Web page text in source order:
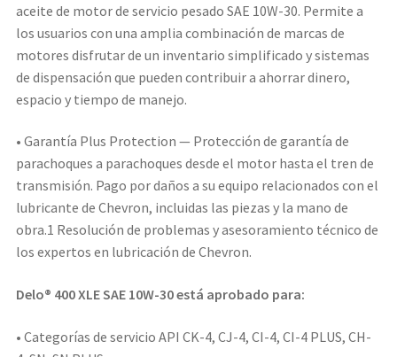
aceite de motor de servicio pesado SAE 10W-30. Permite a
los usuarios con una amplia combinación de marcas de
motores disfrutar de un inventario simplificado y sistemas
de dispensación que pueden contribuir a ahorrar dinero,
espacio y tiempo de manejo.
• Garantía Plus Protection — Protección de garantía de
parachoques a parachoques desde el motor hasta el tren de
transmisión. Pago por daños a su equipo relacionados con el
lubricante de Chevron, incluidas las piezas y la mano de
obra.1 Resolución de problemas y asesoramiento técnico de
los expertos en lubricación de Chevron.
Delo® 400 XLE SAE 10W-30 está aprobado para:
• Categorías de servicio API CK-4, CJ-4, CI-4, CI-4 PLUS, CH-